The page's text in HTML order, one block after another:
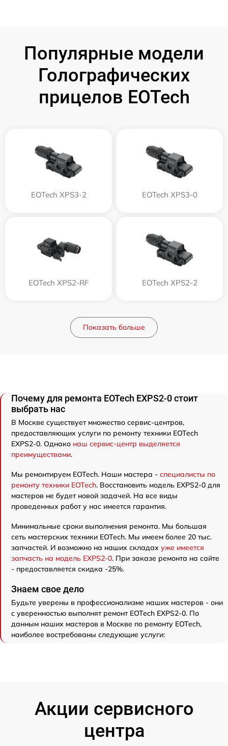
Популярные модели
Голографических
прицелов EOTech
EOTech XPS3-2 EOTech XPS3-0
EOTech XPS2-RF EOTech XPS2-2
Показать больше
Почему для ремонта EOTech EXPS2-0 стоит
выбрать нас
В Москве существует множество сервис-центров,
предоставляющих услуги по ремонту техники EOTech
EXPS2-0. Однако наш сервис-центр выделяется
преимуществами.
Мы ремонтируем EOTech. Наши мастера - специалисты по
ремонту техники EOTech. Восстановить модель EXPS2-0 для
мастеров не будет новой задачей. На все виды
проведенных работ у нас имеется гарантия.
Минимальные сроки выполнения ремонта. Мы большая
сеть мастерских техники EOTech. Мы имеем более 20 тыс.
запчастей. И возможно на наших складах уже имеется
запчасть на модель EXPS2-0. При заказе ремонта на сайте
- предоставляется скидка -25%.
Знаем свое дело
Будьте уверены в профессионализме наших мастеров - они
с уверенностью выполнят ремонт EOTech EXPS2-0. По
данным наших мастеров в Москве по ремонту EOTech,
наиболее востребованы следующие услуги:
Акции сервисного
центра